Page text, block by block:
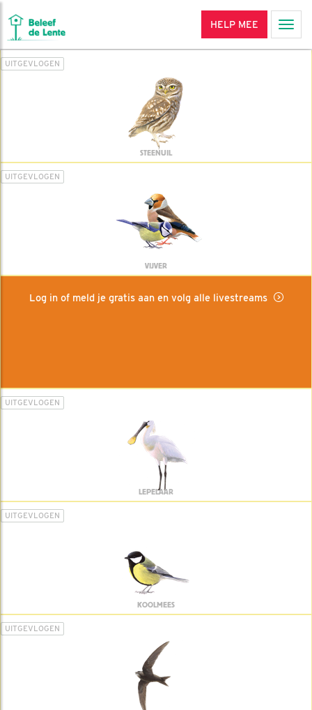
HELP MEE
UITGEVLOGEN
STEENUIL
UITGEVLOGEN
VIJVER
Log in of meld je gratis aan en volg alle livestreams
UITGEVLOGEN
LEPELAAR
UITGEVLOGEN
KOOLMEES
UITGEVLOGEN